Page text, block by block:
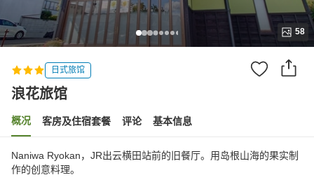
58
日式旅馆
浪花旅馆
概况 客房及住宿套餐 评论 基本信息
Naniwa Ryokan，JR出云横田站前的旧餐厅。用岛根山海的果实制
作的创意料理。